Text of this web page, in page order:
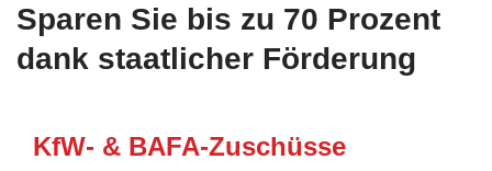
Sparen Sie bis zu 70 Prozent
dank staatlicher Förderung
KfW- & BAFA-Zuschüsse